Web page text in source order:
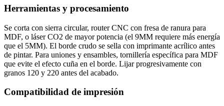
Herramientas y procesamiento
Se corta con sierra circular, router CNC con fresa de ranura para
MDF, o láser CO2 de mayor potencia (el 9MM requiere más energía
que el 5MM). El borde crudo se sella con imprimante acrílico antes
de pintar. Para uniones y ensambles, tornillería específica para MDF
que evite el efecto cuña en el borde. Lijar progresivamente con
granos 120 y 220 antes del acabado.
Compatibilidad de impresión